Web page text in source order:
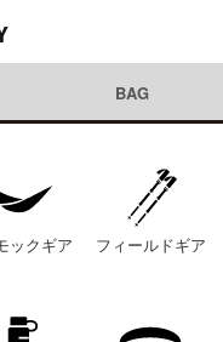
BAG
ックギア フィールドギア